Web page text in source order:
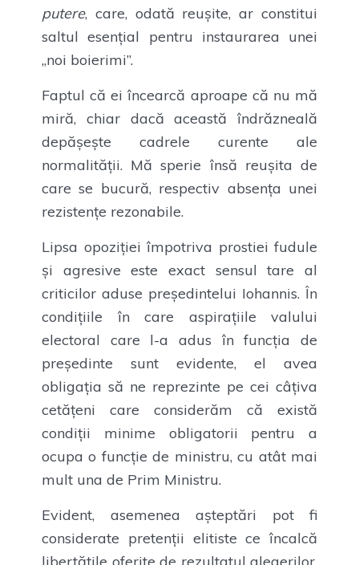
putere, care, odată reușite, ar constitui
saltul esențial pentru instaurarea unei
„noi boierimi”.
Faptul că ei încearcă aproape că nu mă
miră, chiar dacă această îndrăzneală
depășește cadrele curente ale
normalității. Mă sperie însă reușita de
care se bucură, respectiv absența unei
rezistențe rezonabile.
Lipsa opoziției împotriva prostiei fudule
și agresive este exact sensul tare al
criticilor aduse președintelui Iohannis. În
condițiile în care aspirațiile valului
electoral care l-a adus în funcția de
președinte sunt evidente, el avea
obligația să ne reprezinte pe cei câțiva
cetățeni care considerăm că există
condiții minime obligatorii pentru a
ocupa o funcție de ministru, cu atât mai
mult una de Prim Ministru.
Evident, asemenea așteptări pot fi
considerate pretenții elitiste ce încalcă